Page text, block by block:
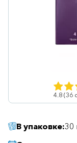
Гинекология
4.8 (36
В упаковке:30